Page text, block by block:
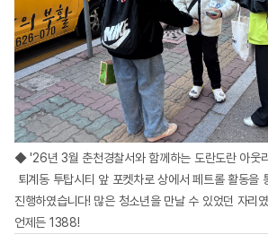
◆ '26년 3월 춘천경찰서와 함께하는 도란도란 아웃
퇴계동 투탑시티 앞 포켓차로 상에서 페트롤 활동을
진행하였습니다! 많은 청소년을 만날 수 있었던 자리
언제든 1388!